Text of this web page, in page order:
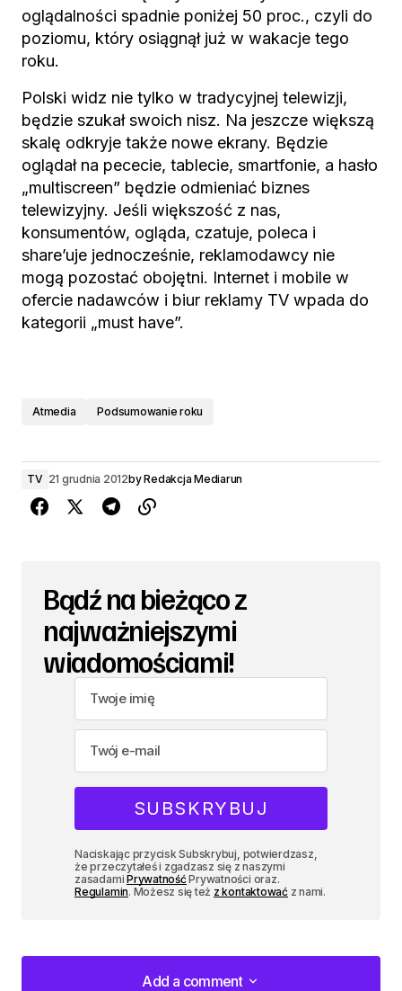
oglądalności spadnie poniżej 50 proc., czyli do
poziomu, który osiągnął już w wakacje tego
roku.
Polski widz nie tylko w tradycyjnej telewizji,
będzie szukał swoich nisz. Na jeszcze większą
skalę odkryje także nowe ekrany. Będzie
oglądał na pececie, tablecie, smartfonie, a hasło
„multiscreen” będzie odmieniać biznes
telewizyjny. Jeśli większość z nas,
konsumentów, ogląda, czatuje, poleca i
share’uje jednocześnie, reklamodawcy nie
mogą pozostać obojętni. Internet i mobile w
ofercie nadawców i biur reklamy TV wpada do
kategorii „must have”.
Atmedia Podsumowanie roku
TV 21 grudnia 2012byRedakcja Mediarun
Bądź na bieżąco z
najważniejszymi
wiadomościami!
Naciskając przycisk Subskrybuj, potwierdzasz,
że przeczytałeś i zgadzasz się z naszymi
zasadamiPrywatnośćPrywatności oraz.
Regulamin. Możesz się też z kontaktowaćz nami.
Add a comment